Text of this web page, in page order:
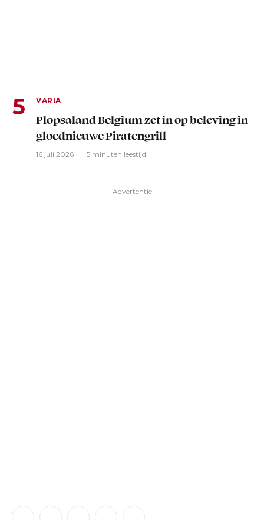
VARIA
Plopsaland Belgium zet in op beleving in
gloednieuwe Piratengrill
16 juli 2026 5 minuten leestijd
Advertentie